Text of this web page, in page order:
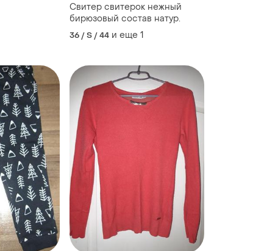
Свитер свитерок нежный
бирюзовый состав натур.
36 / S / 44 и еще 1